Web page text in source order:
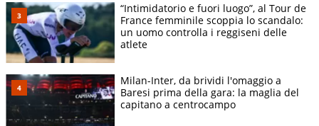
“Intimidatorio e fuori luogo”, al Tour de
France femminile scoppia lo scandalo:
un uomo controlla i reggiseni delle
atlete
Milan-Inter, da brividi l'omaggio a
Baresi prima della gara: la maglia del
capitano a centrocampo